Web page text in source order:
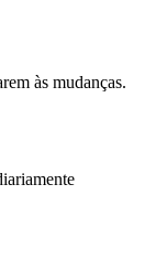
às mudanças.